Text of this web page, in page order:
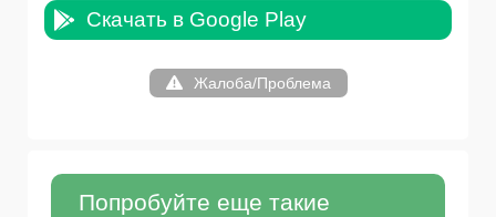
Скачать в Google Play
Жалоба/Проблема
Попробуйте еще такие